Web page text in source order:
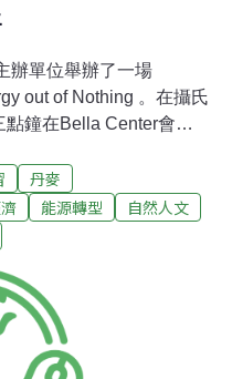
辦單位舉辦了一場
out of Nothing 。在攝氏
鐘在Bella Center會議
表Bruno先生，在一小時
與未來發展。利用廚
稱為「創新」技術，但
，並與當地農場合作，
集場，能源轉換效率高
方資料，丹麥目前有22
座農場規模的沼氣收集
剩飯，同時向農民借用
丹麥
能源轉型
自然人文